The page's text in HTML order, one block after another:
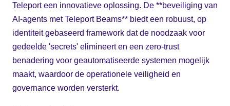
Teleport een innovatieve oplossing. De **beveiliging van
AI-agents met Teleport Beams** biedt een robuust, op
identiteit gebaseerd framework dat de noodzaak voor
gedeelde 'secrets' elimineert en een zero-trust
benadering voor geautomatiseerde systemen mogelijk
maakt, waardoor de operationele veiligheid en
governance worden versterkt.